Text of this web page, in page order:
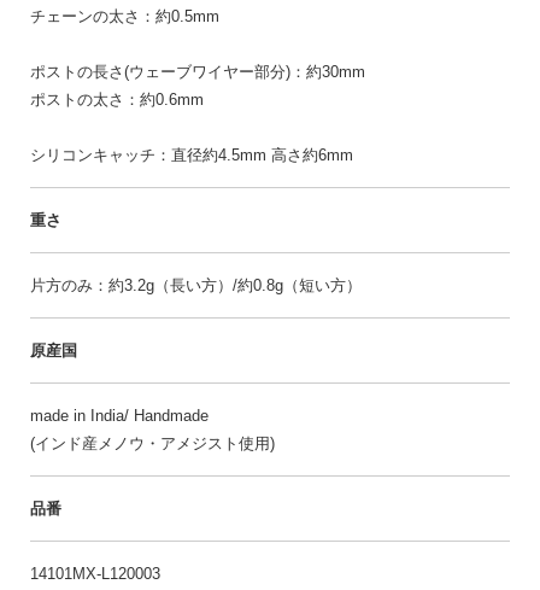
チェーンの太さ：約0.5mm
ポストの長さ(ウェーブワイヤー部分)：約30mm
ポストの太さ：約0.6mm
シリコンキャッチ：直径約4.5mm 高さ約6mm
重さ
片方のみ：約3.2g（長い方）/約0.8g（短い方）
原産国
made in India/ Handmade
(インド産メノウ・アメジスト使用)
品番
14101MX-L120003